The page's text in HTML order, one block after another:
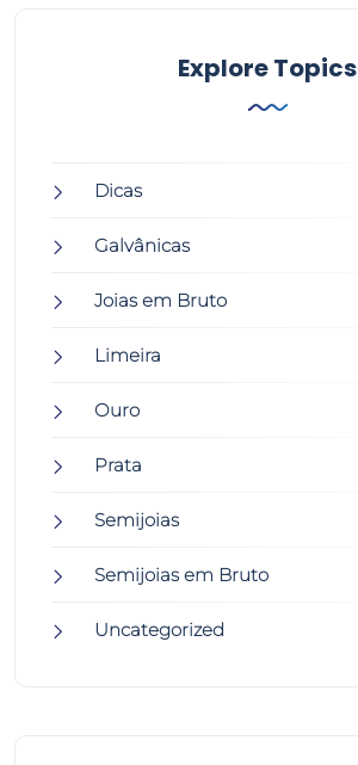
Explore Topics
Dicas
Galvânicas
Joias em Bruto
Limeira
Ouro
Prata
Semijoias
Semijoias em Bruto
Uncategorized